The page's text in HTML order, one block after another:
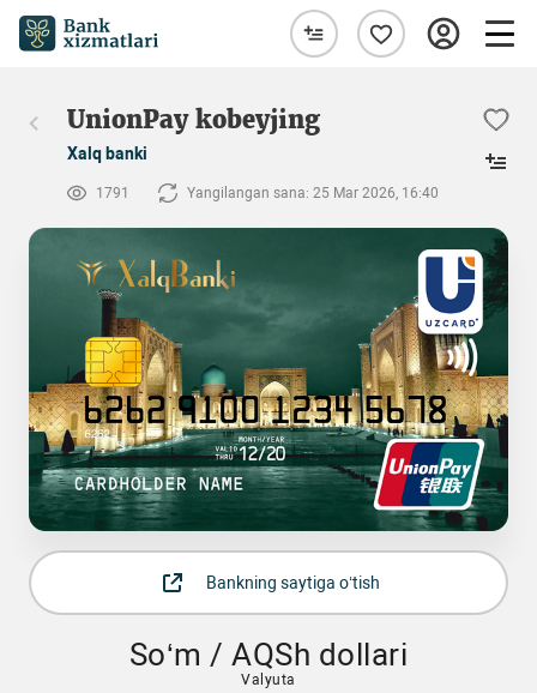
UnionPay kobeyjing
Xalq banki
1791 Yangilangan sana: 25 Mar 2026, 16:40
Bankning saytiga o‘tish
So‘m / AQSh dollari
Valyuta